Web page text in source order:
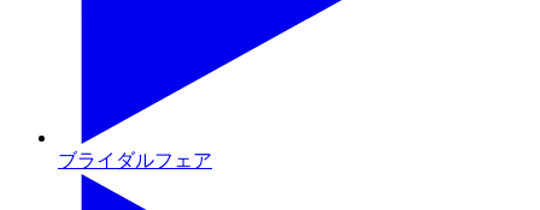
ブライダルフェア